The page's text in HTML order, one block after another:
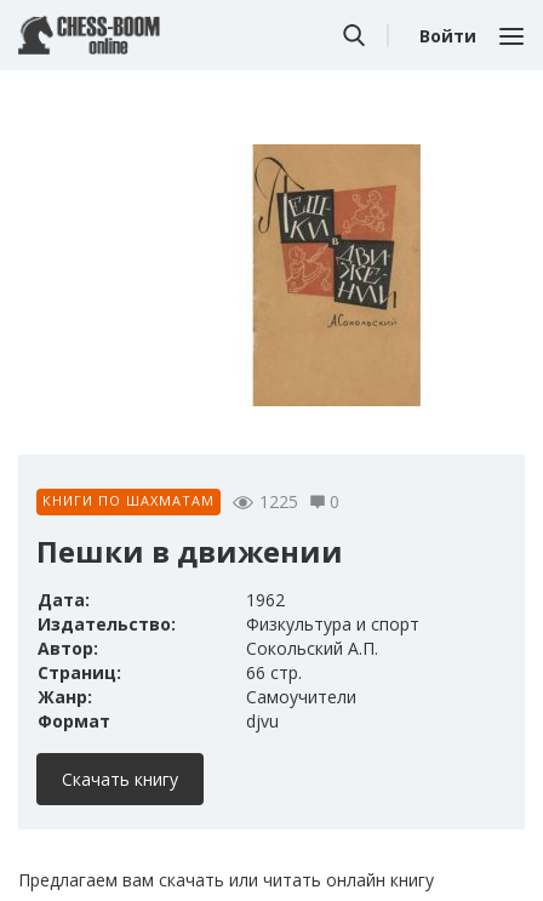
Войти
КНИГИ ПО ШАХМАТАМ 1225 0
Пешки в движении
Дата:
1962
Издательство:
Физкультура и спорт
Автор:
Сокольский А.П.
Страниц:
66 стр.
Жанр:
Самоучители
Формат
djvu
Скачать книгу
Предлагаем вам скачать или читать онлайн книгу